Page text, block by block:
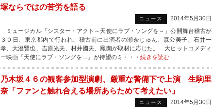
塚ならではの苦労を語る
ニュース
2014年5月30日
ミュージカル「シスター・アクト～天使にラブ・ソングを～」公開舞台稽古が
３０日、東京都内で行われ、稽古前に出演者の瀬奈じゅん、森公美子、石井一
孝、大澄賢也、吉原光夫、村井國夫、鳳蘭が取材に応じた。 大ヒットコメディ
ー映画『天使にラブ・ソングを…』が待望のミ・・・ 続きを読む
乃木坂４６の観客参加型演劇、厳重な警備下で上演 生駒里
奈「ファンと触れ合える場所あらためて考えたい」
ニュース
2014年5月30日